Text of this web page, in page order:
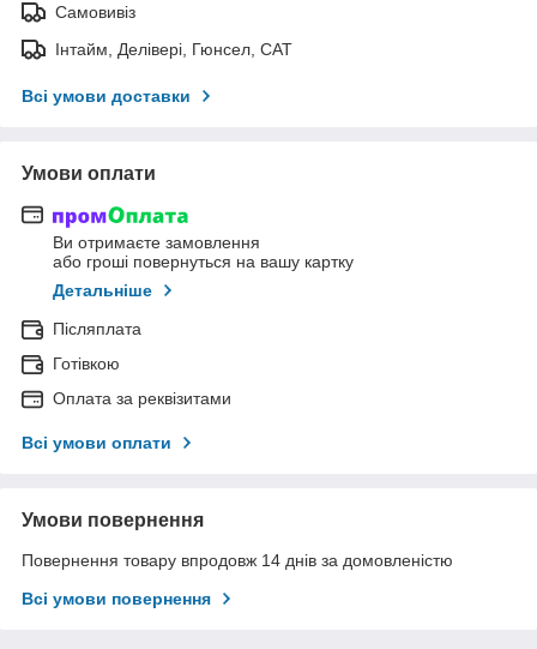
Самовивіз
Інтайм, Делівері, Гюнсел, САТ
Всі умови доставки
Умови оплати
Ви отримаєте замовлення
або гроші повернуться на вашу картку
Детальніше
Післяплата
Готівкою
Оплата за реквізитами
Всі умови оплати
Умови повернення
Повернення товару впродовж 14 днів за домовленістю
Всі умови повернення